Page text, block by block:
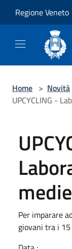
Regione Veneto
Home > Novità
UPCYCLING -
Per imparare
giovani tra i